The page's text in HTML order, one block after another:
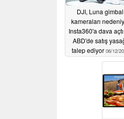
DJI, Luna gimbal
kameraları
Insta360'a dava
ABD'de satış
talep ediyor 06/12/